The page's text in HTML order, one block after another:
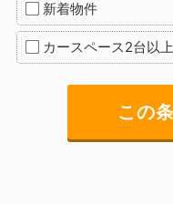
新着物件
カースペース2台以上